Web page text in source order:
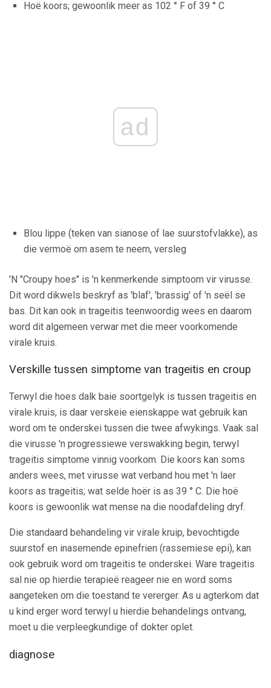
Hoë koors; gewoonlik meer as 102 ° F of 39 ° C
ad
Blou lippe (teken van sianose of lae suurstofvlakke), as
die vermoë om asem te neem, versleg
'N "Croupy hoes" is 'n kenmerkende simptoom vir virusse.
Dit word dikwels beskryf as 'blaf', 'brassig' of 'n seël se
bas. Dit kan ook in trageitis teenwoordig wees en daarom
word dit algemeen verwar met die meer voorkomende
virale kruis.
Verskille tussen simptome van trageitis en croup
Terwyl die hoes dalk baie soortgelyk is tussen trageitis en
virale kruis, is daar verskeie eienskappe wat gebruik kan
word om te onderskei tussen die twee afwykings. Vaak sal
die virusse 'n progressiewe verswakking begin, terwyl
trageitis simptome vinnig voorkom. Die koors kan soms
anders wees, met virusse wat verband hou met 'n laer
koors as trageitis; wat selde hoër is as 39 ° C. Die hoë
koors is gewoonlik wat mense na die noodafdeling dryf.
Die standaard behandeling vir virale kruip, bevochtigde
suurstof en inasemende epinefrien (rassemiese epi), kan
ook gebruik word om trageitis te onderskei. Ware trageitis
sal nie op hierdie terapieë reageer nie en word soms
aangeteken om die toestand te vererger. As u agterkom dat
u kind erger word terwyl u hierdie behandelings ontvang,
moet u die verpleegkundige of dokter oplet.
diagnose